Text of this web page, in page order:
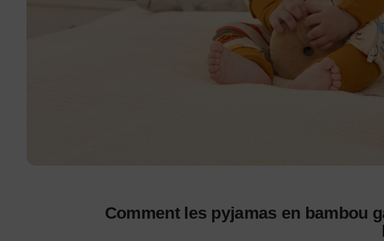
Comment les pyjamas en bambou